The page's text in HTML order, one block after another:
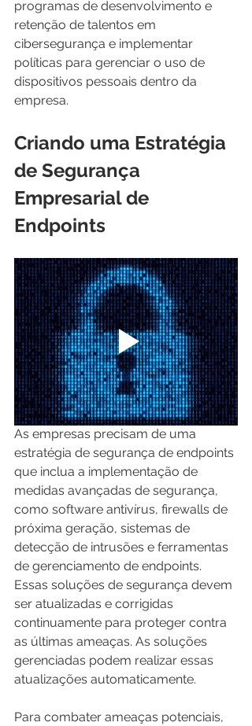
programas de desenvolvimento e
retenção de talentos em
cibersegurança e implementar
políticas para gerenciar o uso de
dispositivos pessoais dentro da
empresa.
Criando uma Estratégia
de Segurança
Empresarial de
Endpoints
As empresas precisam de uma
estratégia de segurança de endpoints
que inclua a implementação de
medidas avançadas de segurança,
como software antivírus, firewalls de
próxima geração, sistemas de
detecção de intrusões e ferramentas
de gerenciamento de endpoints.
Essas soluções de segurança devem
ser atualizadas e corrigidas
continuamente para proteger contra
as últimas ameaças. As soluções
gerenciadas podem realizar essas
atualizações automaticamente.
Para combater ameaças potenciais,